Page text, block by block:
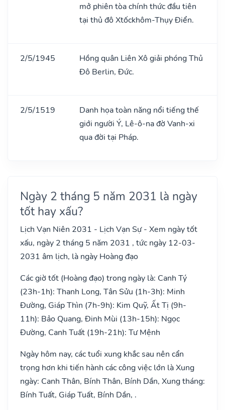
mở phiên tòa chính thức đầu tiên
tại thủ đô Xtốckhôm-Thụy Điển.
2/5/1945
Hồng quân Liên Xô giải phóng Thủ
Đô Berlin, Đức.
2/5/1519
Danh họa toàn năng nổi tiếng thế
giới người Ý, Lê-ô-na đờ Vanh-xi
qua đời tại Pháp.
Ngày 2 tháng 5 năm 2031 là ngày
tốt hay xấu?
Lịch Vạn Niên 2031 - Lịch Vạn Sự - Xem ngày tốt
xấu, ngày 2 tháng 5 năm 2031 , tức ngày 12-03-
2031 âm lịch, là ngày Hoàng đạo
Các giờ tốt (Hoàng đạo) trong ngày là: Canh Tý
(23h-1h): Thanh Long, Tân Sửu (1h-3h): Minh
Đường, Giáp Thìn (7h-9h): Kim Quỹ, Ất Tị (9h-
11h): Bảo Quang, Đinh Mùi (13h-15h): Ngọc
Đường, Canh Tuất (19h-21h): Tư Mệnh
Ngày hôm nay, các tuổi xung khắc sau nên cẩn
trọng hơn khi tiến hành các công việc lớn là Xung
ngày: Canh Thân, Bính Thân, Bính Dần, Xung tháng:
Bính Tuất, Giáp Tuất, Bính Dần, .